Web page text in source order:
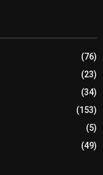
(76)
(23)
(34)
(153)
(5)
(49)